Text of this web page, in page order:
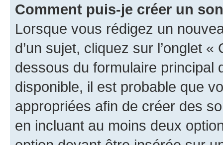
Comment puis-je créer un
Lorsque vous rédigez un
d’un sujet, cliquez sur l’onglet
dessous du formulaire principal
disponible, il est probable que
appropriées afin de créer des
en incluant au moins deux